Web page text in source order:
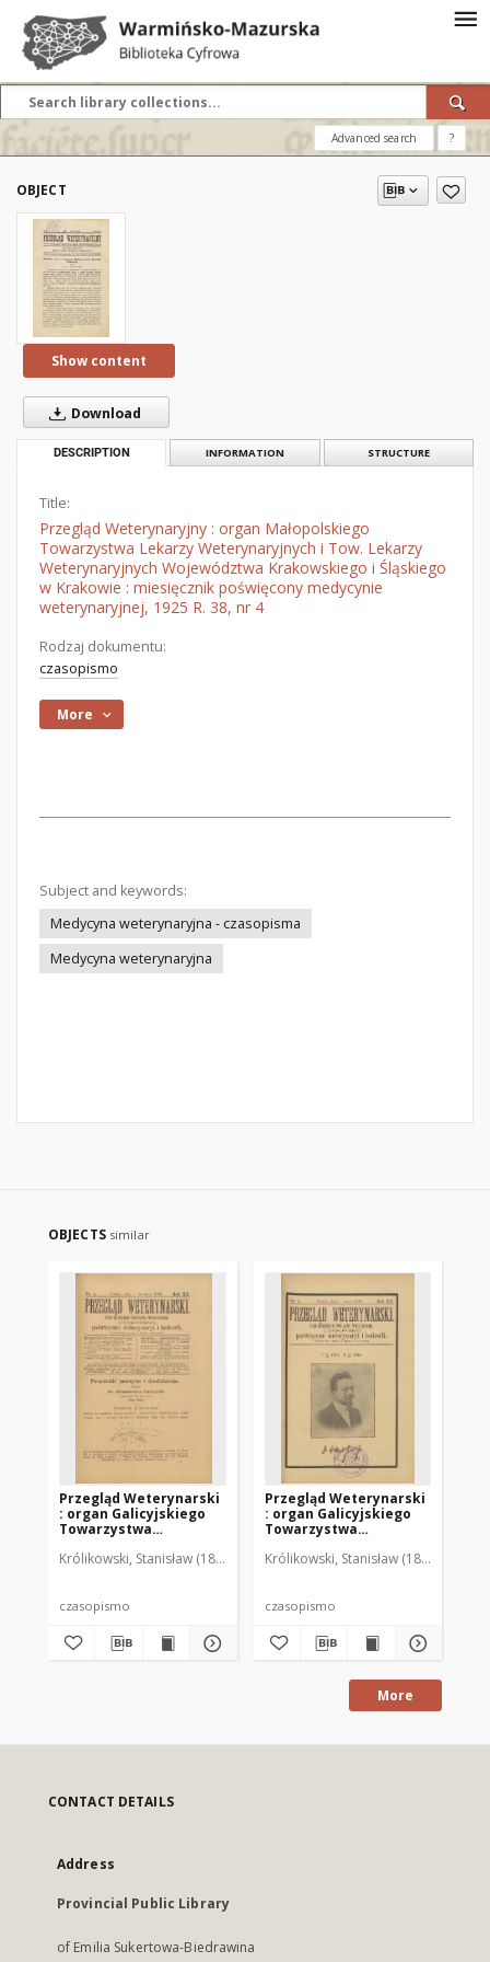
Advanced search ?
OBJECT
Show content
Download
DESCRIPTION INFORMATION STRUCTURE
Title:
Przegląd Weterynaryjny : organ Małopolskiego
Towarzystwa Lekarzy Weterynaryjnych i Tow. Lekarzy
Weterynaryjnych Województwa Krakowskiego i Śląskiego
w Krakowie : miesięcznik poświęcony medycynie
weterynaryjnej, 1925 R. 38, nr 4
Rodzaj dokumentu:
czasopismo
More
Subject and keywords:
Medycyna weterynaryjna - czasopisma
Medycyna weterynaryjna
OBJECTS similar
Przegląd Weterynarski
: organ Galicyjskiego
Towarzystwa
czasopismo
1905 R. 20, nr 4
Królikowski, Stanisław (1853-1924). Red.
czasopismo
Przegląd Weterynarski
: organ Galicyjskiego
Towarzystwa
czasopismo
1905 R. 20, nr 5
Królikowski, Stanisław (1853-1924).
czasopismo
More
CONTACT DETAILS
Address
Provincial Public Library
of Emilia Sukertowa-Biedrawina